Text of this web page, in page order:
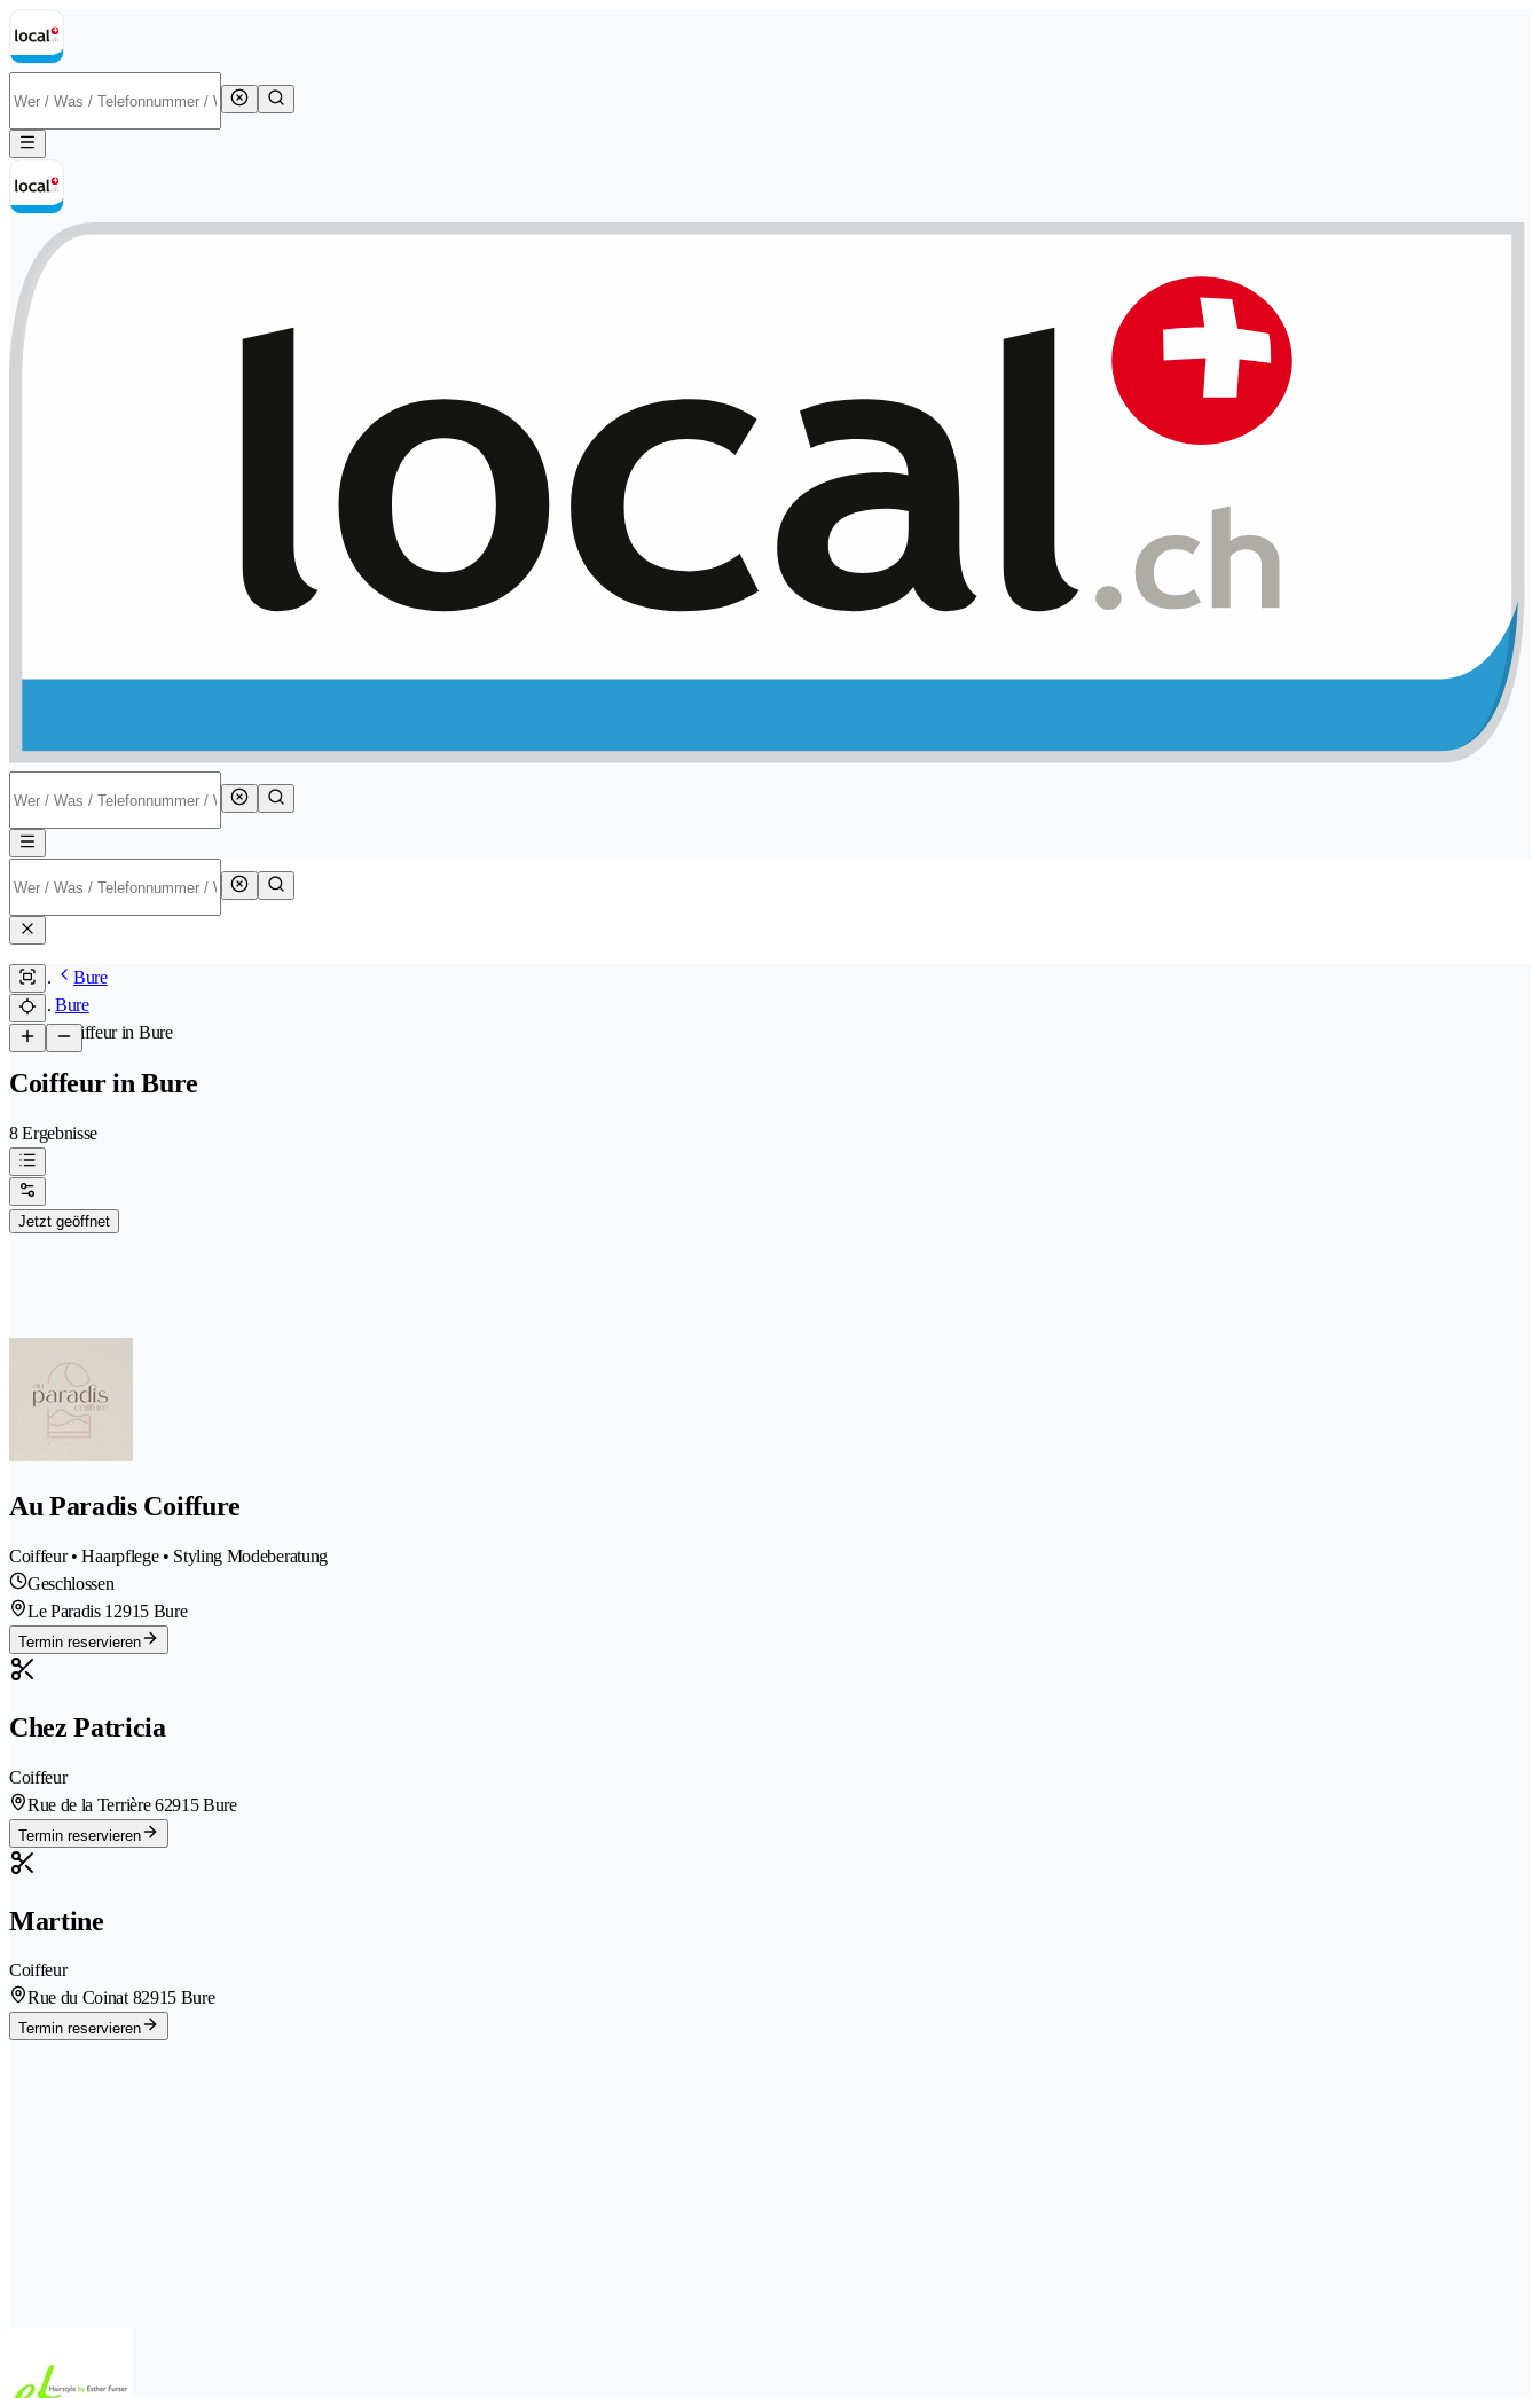
Bure
Bure
/Coiffeur in Bure
Coiffeur in Bure
8 Ergebnisse
Jetzt geöffnet
Au Paradis Coiffure
Coiffeur • Haarpflege • Styling Modeberatung
Geschlossen
Le Paradis 1 2915 Bure
Termin reservieren
Chez Patricia
Coiffeur
Rue de la Terrière 62915 Bure
Termin reservieren
Martine
Coiffeur
Rue du Coinat 82915 Bure
Termin reservieren